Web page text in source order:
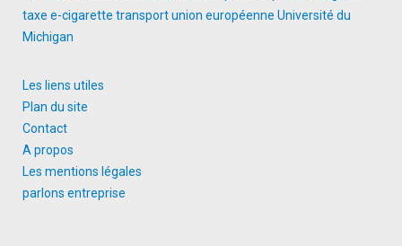
taxe e-cigarette transportunion européenne Université du
Michigan
Les liens utiles
Plan du site
Contact
A propos
Les mentions légales
parlons entreprise